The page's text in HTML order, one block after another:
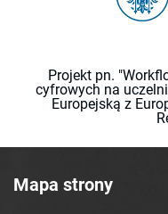
Projekt pn.
cyfrowych na
Europejską z
Mapa strony